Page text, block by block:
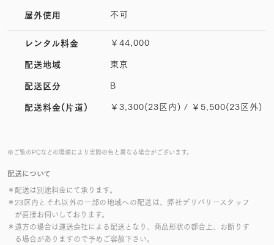
※ご覧のPCなどの環境により実際の色と異なる場合がございます。
配送について
＊配送は別途料金にて承ります。
＊23区内とそれ以外の一部の地域への配送は、弊社デリバリースタッフ
が直接お伺いしております。
＊遠方の場合は運送会社による配送となり、商品形状の都合上、お断りす
る場合がありますので予めご容赦下さい。
屋外使用 不可
レンタル料金 ￥44,000
配送地域 東京
配送区分 B
配送料金(片道) ￥3,300(23区内) / ￥5,500(23区外)